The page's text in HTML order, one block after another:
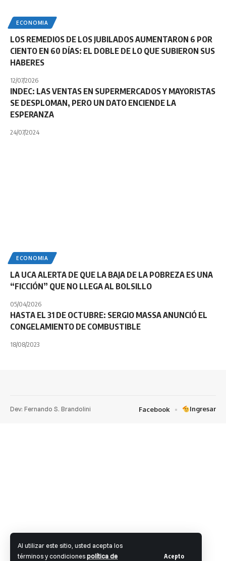
Al utilizar este sitio, usted acepta los
términos y condicionespolítica de Acepto
ECONOMIA
LOS REMEDIOS DE LOS JUBILADOS AUMENTARON 6 POR
CIENTO EN 60 DÍAS: EL DOBLE DE LO QUE SUBIERON SUS
HABERES
12/07/2026
INDEC: LAS VENTAS EN SUPERMERCADOS Y MAYORISTAS
SE DESPLOMAN, PERO UN DATO ENCIENDE LA
ESPERANZA
24/07/2024
ECONOMIA
LA UCA ALERTA DE QUE LA BAJA DE LA POBREZA ES UNA
“FICCIÓN” QUE NO LLEGA AL BOLSILLO
05/04/2026
HASTA EL 31 DE OCTUBRE: SERGIO MASSA ANUNCIÓ EL
CONGELAMIENTO DE COMBUSTIBLE
18/08/2023
Dev: Fernando S. Brandolini Facebook Ingresar